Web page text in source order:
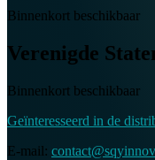
Binnenkort beschikbaar
Verenigde
Binnenkort beschikbaar
Geïnteresseerd in de
E-mail: